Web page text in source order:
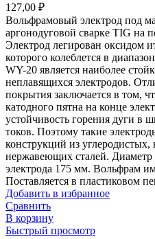
127,00 ₽
Вольфрамовый электрод под
аргонодуговой сварке TIG на
Электрод легирован оксидом
которого колеблется в
WY-20 является наиболее
неплавящихся электродов.
покрытия заключается в том,
катодного пятна на конце
устойчивость горения дуги в
токов. Поэтому такие
конструкций из
нержавеющих сталей. Диаметр
электрода 175 мм. Вольфрам
Поставляется в пластиковом
Добавить в избранное
Сравнить
В корзину
Быстрый просмотр